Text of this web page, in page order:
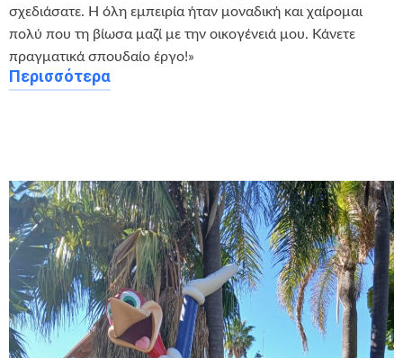
σχεδιάσατε. Η όλη εμπειρία ήταν μοναδική και χαίρομαι
πολύ που τη βίωσα μαζί με την οικογένειά μου. Κάνετε
πραγματικά σπουδαίο έργο!»
Περισσότερα